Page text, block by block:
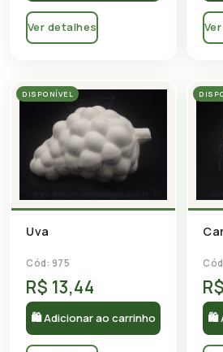
Ver detalhes
DISPONÍVEL
Uva
Cód: 975
R$ 13,44
🛍 Adicionar ao carrinho 🛍